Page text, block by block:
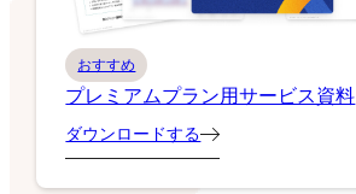
おすすめ
プレミアムプラン用サービス資料
ダウンロードする